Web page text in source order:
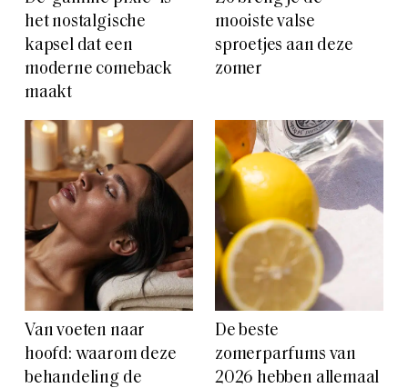
het nostalgische
kapsel dat een
moderne comeback
maakt
mooiste valse
sproetjes aan deze
zomer
Van voeten naar
hoofd: waarom deze
behandeling de
De beste
zomerparfums van
2026 hebben allemaal